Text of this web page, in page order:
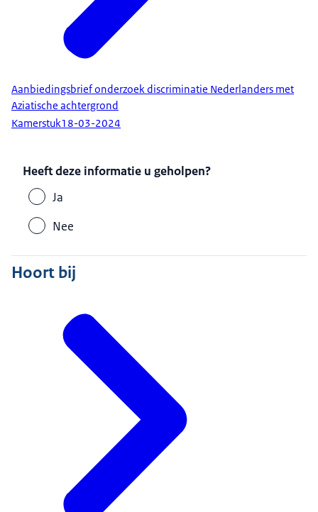
Aanbiedingsbrief onderzoek discriminatie Nederlanders met
Aziatische achtergrond
Kamerstuk18-03-2024
Heeft deze informatie u geholpen?
Ja
Nee
Hoort bij